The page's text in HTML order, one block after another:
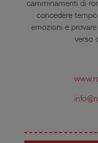
camminamenti di
concedere
emozioni e
verso